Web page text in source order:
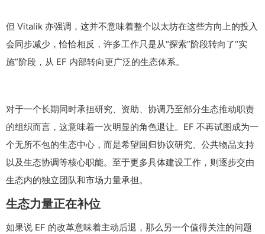
但 Vitalik 亦强调，这并不意味着整个以太坊在这些方向上的投入
会同步减少，恰恰相反，许多工作只是从“探索”阶段转向了“实
施”阶段，从 EF 内部转向更广泛的生态体系。
对于一个长期同时承担研究、资助、协调乃至部分生态推动职责
的组织而言，这意味着一次明显的角色退让。EF 不再试图成为一
个无所不包的生态中心，而是希望回归协议研究、公共物品支持
以及生态协调等核心职能。至于更多具体建设工作，则逐步交由
生态内的独立团队和市场力量承担。
生态力量正在补位
如果说 EF 的改革意味着主动后退，那么另一个值得关注的问题